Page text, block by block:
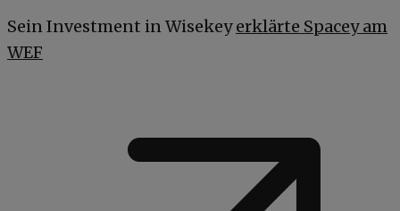
Sein Investment in Wisekeyerklärte Spacey am
WEF